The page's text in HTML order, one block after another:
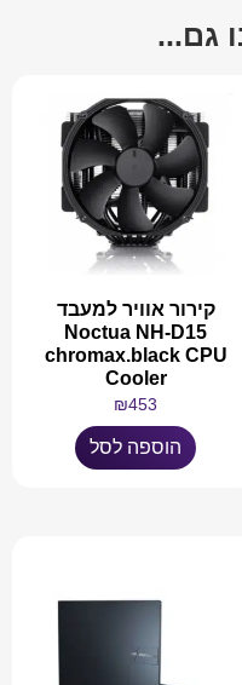
גם...
קירור אוויר למעבד
Noctua NH-D15
chromax.black CPU
Cooler
₪453
הוספה לסל